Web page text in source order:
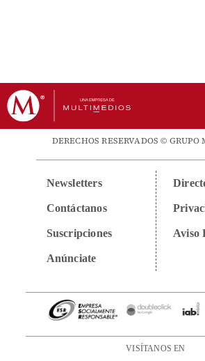
DERECHOS RESERVADOS © GRUPO
Newsletters
Contáctanos
Suscripciones
Anúnciate
Aviso
VISÍTANOS EN